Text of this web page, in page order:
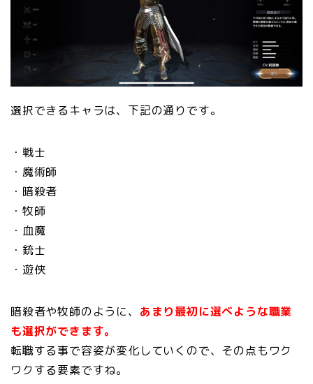
選択できるキャラは、下記の通りです。
・戦士
・魔術師
・暗殺者
・牧師
・血魔
・銃士
・遊侠
暗殺者や牧師のように、 あまり最初に選べような職業
も選択ができます。
転職する事で容姿が変化していくので、その点もワク
ワクする要素ですね。